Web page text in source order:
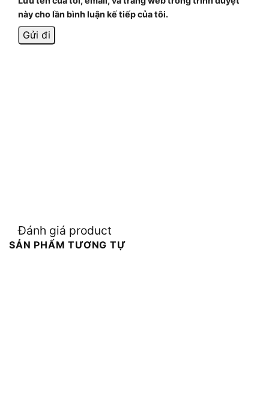
này cho lần bình luận kế tiếp của tôi.
Đánh giá product
SẢN PHẨM TƯƠNG TỰ